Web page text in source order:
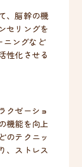
、脳幹の機
セリングを
ニングなど
性化させる
クゼーショ
機能を向上
のテクニッ
、ストレス